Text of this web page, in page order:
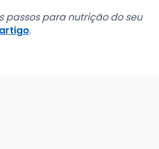
passos para nutrição do seu
.